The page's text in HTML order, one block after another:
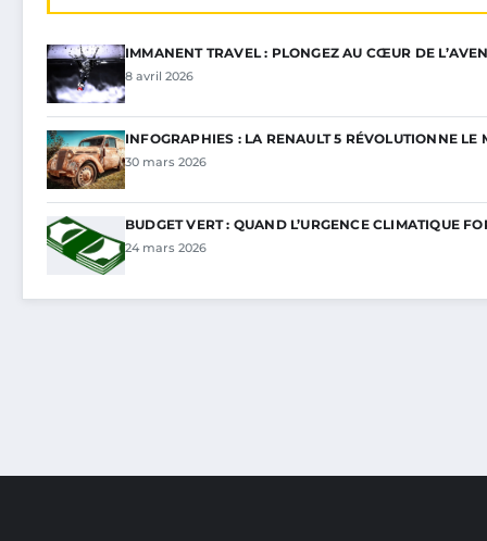
IMMANENT TRAVEL : PLONGEZ AU CŒUR DE
8 avril 2026
INFOGRAPHIES : LA RENAULT 5 RÉVOLUTIONNE LE
30 mars 2026
BUDGET VERT : QUAND L’URGENCE CLIMATIQUE
24 mars 2026